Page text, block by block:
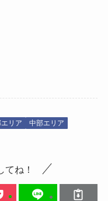
リア
中部エリア
てね！